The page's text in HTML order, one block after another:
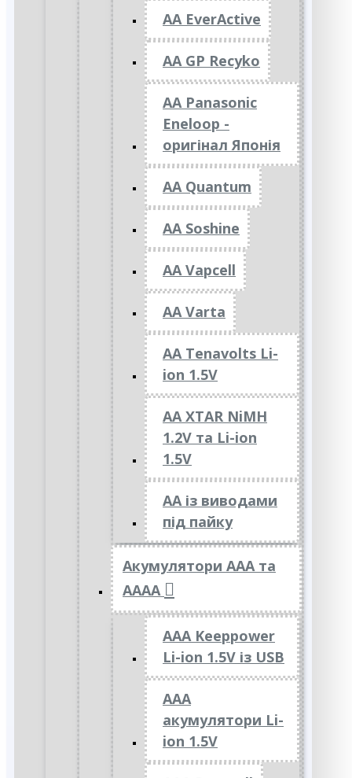
AA EverActive
AA GP Recyko
AA Panasonic
Eneloop -
оригінал Японія
AA Quantum
AA Soshine
AA Vapcell
AA Varta
AA Tenavolts Li-
ion 1.5V
AA XTAR NiMH
1.2V та Li-ion
1.5V
АА із виводами
під пайку
Акумулятори ААА та
АААА
AAA Keeppower
Li-ion 1.5V із USB
ААА
акумулятори Li-
ion 1.5V